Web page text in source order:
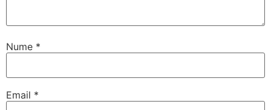
Nume *
Email *